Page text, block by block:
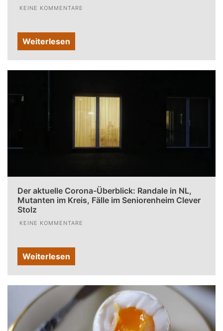
KEINE KOMMENTARE
Weiterlesen
Der aktuelle Corona-Überblick: Randale in NL,
Mutanten im Kreis, Fälle im Seniorenheim Clever
Stolz
KEINE KOMMENTARE
Weiterlesen